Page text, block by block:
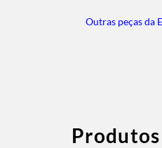
Outras peças da